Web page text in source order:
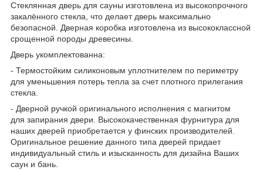
Стеклянная дверь для сауны изготовлена из высокопрочного
закалённого стекла, что делает дверь максимально
безопасной. Дверная коробка изготовлена из высококлассной
срощенной породы древесины.
Дверь укомплектованна:
- Термостойким силиконовым уплотнителем по периметру
для уменьшения потерь тепла за счет плотного прилегания
стекла.
- Дверной ручкой оригинального исполнения с магнитом
для запирания двери. Высококачественная фурнитура для
наших дверей приобретается у финских производителей.
Оригинальное решение данного типа дверей придает
индивидуальный стиль и изысканность для дизайна Ваших
саун и бань.